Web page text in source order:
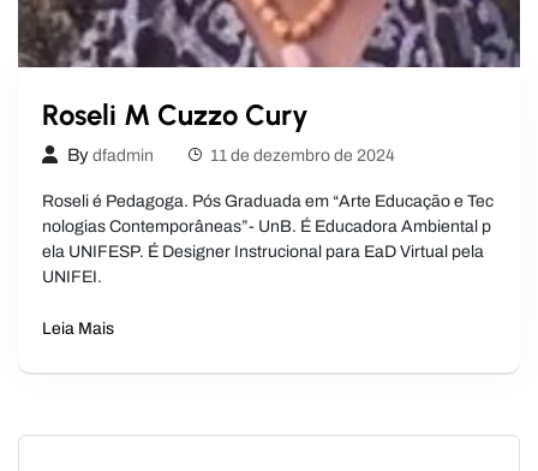
Roseli M Cuzzo Cury
By dfadmin 11 de dezembro de 2024
Roseli é Pedagoga. Pós Graduada em “Arte Educação e Tec
nologias Contemporâneas”- UnB. É Educadora Ambiental p
ela UNIFESP. É Designer Instrucional para EaD Virtual pela
UNIFEI.
Leia Mais